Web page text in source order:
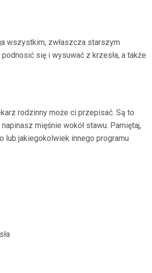
wszystkim, zwłaszcza starszym
się i wysuwać z krzesła, a także
rodzinny może ci przepisać. Są to
mięśnie wokół stawu. Pamiętaj,
jakiegokolwiek innego programu